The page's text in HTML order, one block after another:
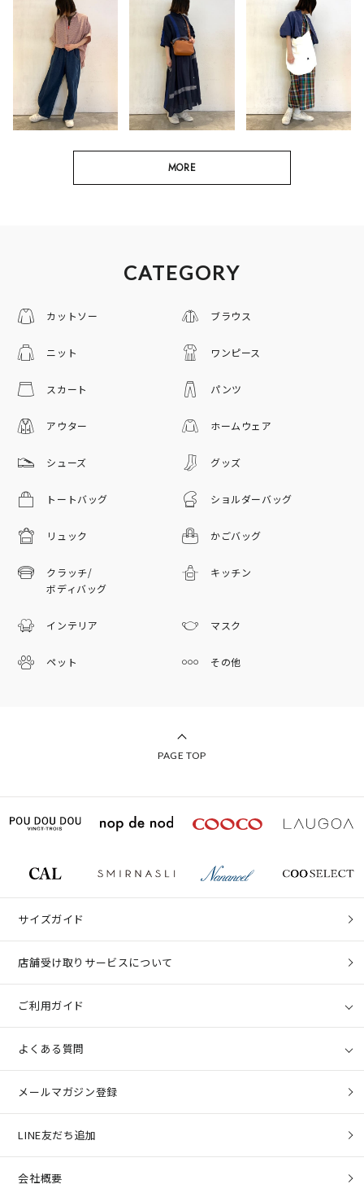
MORE
CATEGORY
カットソー ブラウス
ニット ワンピース
スカート パンツ
アウター ホームウェア
シューズ グッズ
トートバッグ ショルダーバッグ
リュック かごバッグ
クラッチ/
ボディバッグ
キッチン
インテリア マスク
ペット その他
PAGE TOP
サイズガイド
店舗受け取りサービスについて
ご利用ガイド
よくある質問
メールマガジン登録
LINE友だち追加
会社概要